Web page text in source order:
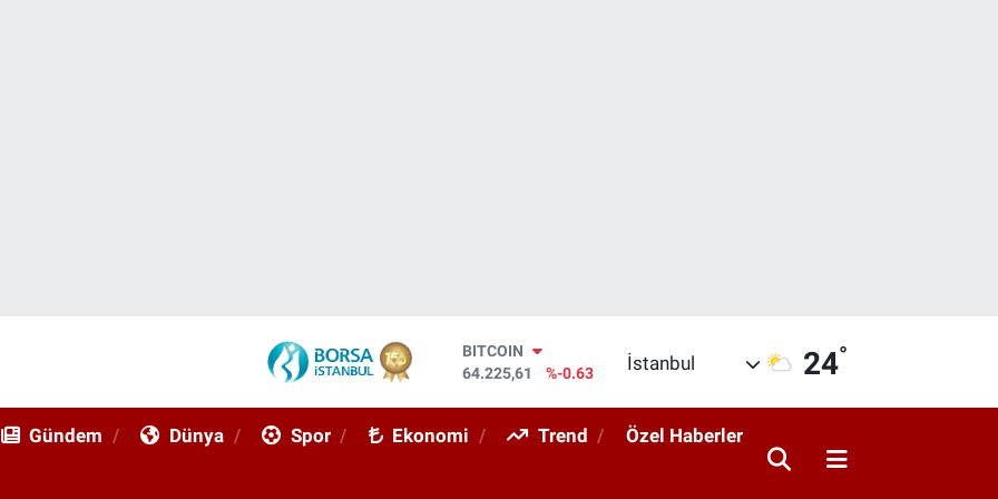
DOLAR
47,7143
%0.16
STERLİN
İstanbul 24°
Gündem Dünya Spor Ekonomi Trend Özel Haberler